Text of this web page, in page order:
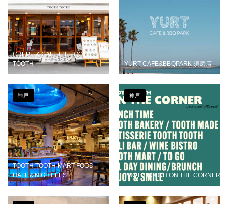
CREPE & GALETTE TOOTH
TOOTH
YURT CAFE&BBQPARK 須磨店
TOOTH TOOTH MART FOOD
HALL＆NIGHT FES
神戸
TOOTH TOOTH ON THE CORNER
神戸